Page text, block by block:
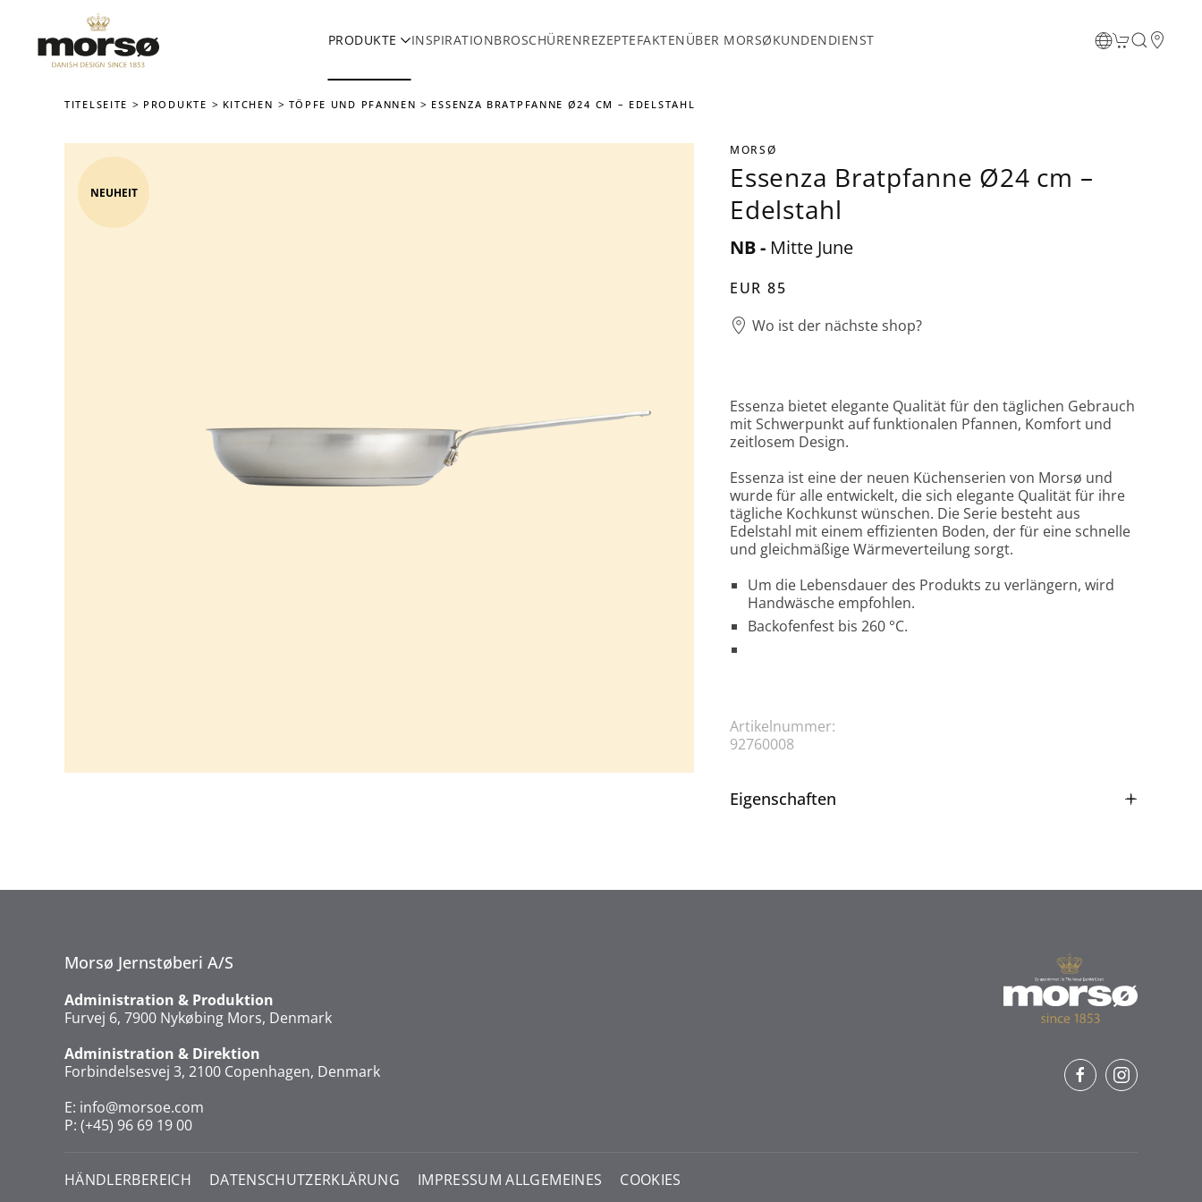
Skip to main content PRODUKTE INSPIRATIONBROSCHÜRENREZEPTEFAKTENÜBER MORSØKUNDENDIENST
TITELSEITE PRODUKTE KITCHEN TÖPFE UND PFANNEN ESSENZA BRATPFANNE Ø24 CM – EDELSTAHL
NEUHEIT
MORSØ
Essenza Bratpfanne Ø24 cm –
Edelstahl
NB - Mitte June
EUR 85
Wo ist der nächste shop?
Essenza bietet elegante Qualität für den täglichen Gebrauch
mit Schwerpunkt auf funktionalen Pfannen, Komfort und
zeitlosem Design.
Essenza ist eine der neuen Küchenserien von Morsø und
wurde für alle entwickelt, die sich elegante Qualität für ihre
tägliche Kochkunst wünschen. Die Serie besteht aus
Edelstahl mit einem effizienten Boden, der für eine schnelle
und gleichmäßige Wärmeverteilung sorgt.
Um die Lebensdauer des Produkts zu verlängern, wird
Handwäsche empfohlen.
Backofenfest bis 260 °C.
Artikelnummer:
92760008
Eigenschaften
Morsø Jernstøberi A/S
Administration & Produktion
Furvej 6, 7900 Nykøbing Mors, Denmark
Administration & Direktion
Forbindelsesvej 3, 2100 Copenhagen, Denmark
E: info@morsoe.com
P: (+45) 96 69 19 00
HÄNDLERBEREICH DATENSCHUTZERKLÄRUNG IMPRESSUM ALLGEMEINES COOKIES